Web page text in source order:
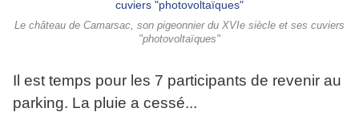
Le château de Camarsac, son pigeonnier du XVIe siècle et ses cuviers
"photovoltaïques"
Il est temps pour les 7 participants de revenir au
parking. La pluie a cessé...